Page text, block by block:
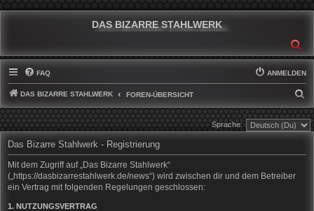
DAS BIZARRE STAHLWERK
FAQ ANMELDEN
DAS BIZARRE STAHLWERK FOREN-ÜBERSICHT
U
C
Sprache:
Das Bizarre Stahlwerk - Registrierung
Mit dem Zugriff auf „Das Bizarre Stahlwerk“
(„https://dasbizarrestahlwerk.de/news“) wird zwischen dir und dem Betreiber
ein Vertrag mit folgenden Regelungen geschlossen:
1. NUTZUNGSVERTRAG